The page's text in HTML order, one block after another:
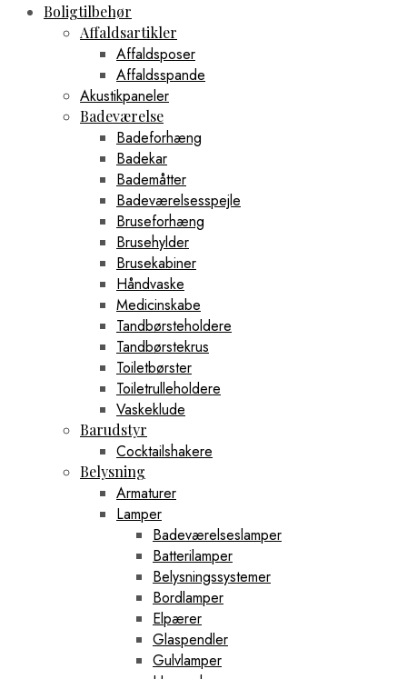
Boligtilbehør
Affaldsartikler
Affaldsposer
Affaldsspande
Akustikpaneler
Badeværelse
Badeforhæng
Badekar
Bademåtter
Badeværelsesspejle
Bruseforhæng
Brusehylder
Brusekabiner
Håndvaske
Medicinskabe
Tandbørsteholdere
Tandbørstekrus
Toiletbørster
Toiletrulleholdere
Vaskeklude
Barudstyr
Cocktailshakere
Belysning
Armaturer
Lamper
Badeværelseslamper
Batterilamper
Belysningssystemer
Bordlamper
Elpærer
Glaspendler
Gulvlamper